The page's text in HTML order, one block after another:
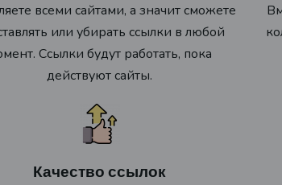
всеми сайтами, а значит сможете
или убирать ссылки в любой
Ссылки будут работать, пока
действуют сайты.
Качество ссылок